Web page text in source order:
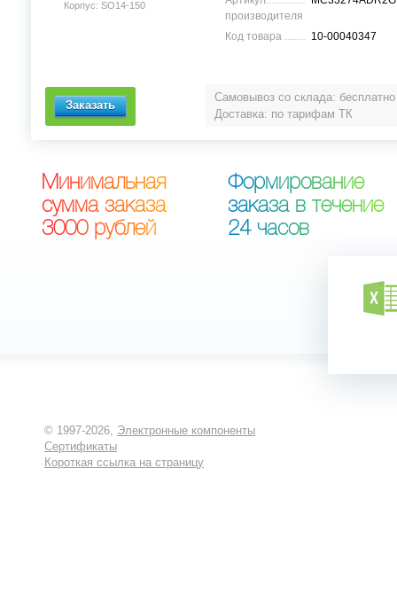
Самовывоз со склада: бесплатно
Доставка: по тарифам ТК
Корпус: SO14-150
производителя
Код товара 10-00040347
Минимальная
сумма заказа
3000 рублей
Формирование
заказа в течение
24 часов
© 1997-2026, Электронные компоненты
Сертификаты
Короткая ссылка на страницу